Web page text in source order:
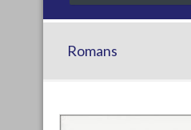
Romans